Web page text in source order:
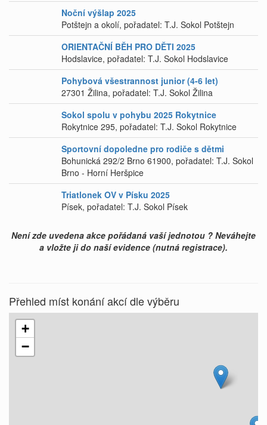
Noční výšlap 2025
Potštejn a okolí, pořadatel: T.J. Sokol Potštejn
ORIENTAČNÍ BĚH PRO DĚTI 2025
Hodslavice, pořadatel: T.J. Sokol Hodslavice
Pohybová všestrannost junior (4-6 let)
27301 Žilina, pořadatel: T.J. Sokol Žilina
Sokol spolu v pohybu 2025 Rokytnice
Rokytnice 295, pořadatel: T.J. Sokol Rokytnice
Sportovní dopoledne pro rodiče s dětmi
Bohunická 292/2 Brno 61900, pořadatel: T.J. Sokol
Brno - Horní Heršpice
Triatlonek OV v Písku 2025
Písek, pořadatel: T.J. Sokol Písek
Není zde uvedena akce pořádaná vaší jednotou ? Neváhejte
a vložte ji do naší evidence (nutná registrace).
Přehled míst konání akcí dle výběru
+
−